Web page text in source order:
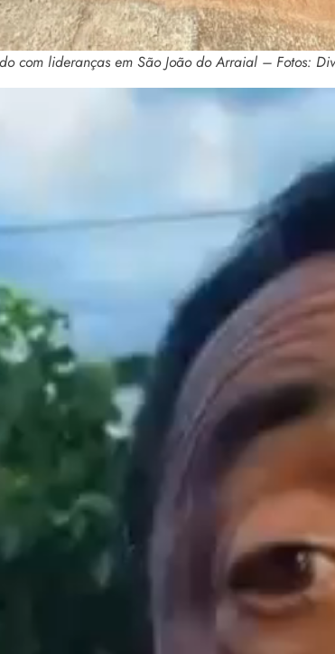
com lideranças em São João do Arraial – Fotos: